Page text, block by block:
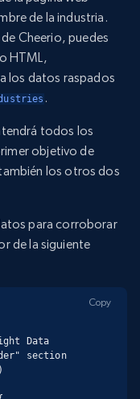
de la industria.
de Cheerio, puedes
HTML,
los datos raspados
.
todos los
objetivo de
los otros dos
para corroborar
de la siguiente
Data
section
Copy